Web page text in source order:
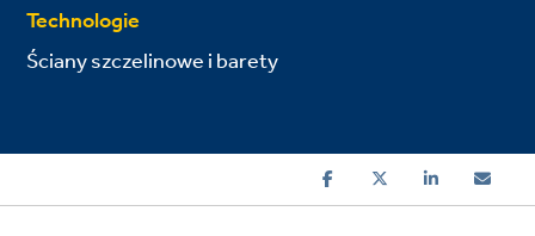
Technologie
Ściany szczelinowe i barety